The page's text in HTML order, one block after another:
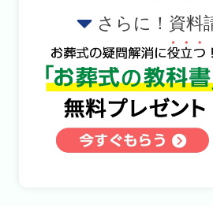
さらに！資料